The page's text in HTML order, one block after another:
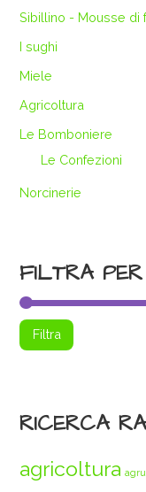
Sibillino - Mousse di
I sughi
Miele
Agricoltura
Le Bomboniere
Le Confezioni
Norcinerie
FILTRA
Filtra
RICERCA
agricoltura